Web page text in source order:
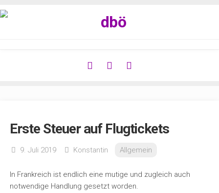
Inhalt
Erste Steuer auf Flugtickets
9. Juli 2019 Konstantin Allgemein
In Frankreich ist endlich eine mutige und zugleich auch
notwendige Handlung gesetzt worden.